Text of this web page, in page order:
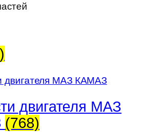
двигателя МАЗ
(768)